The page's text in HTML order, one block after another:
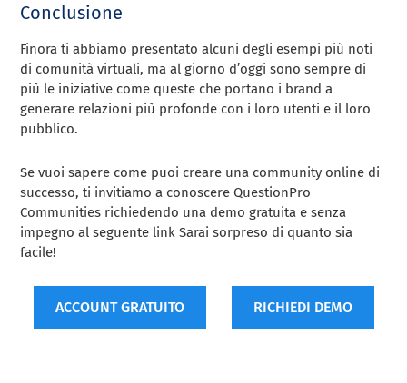
Conclusione
Finora ti abbiamo presentato alcuni degli esempi più noti
di comunità virtuali, ma al giorno d’oggi sono sempre di
più le iniziative come queste che portano i brand a
generare relazioni più profonde con i loro utenti e il loro
pubblico.
Se vuoi sapere come puoi creare una community online di
successo, ti invitiamo a conoscere QuestionPro
Communities richiedendo una demo gratuita e senza
impegno al seguente link Sarai sorpreso di quanto sia
facile!
ACCOUNT GRATUITO RICHIEDI DEMO